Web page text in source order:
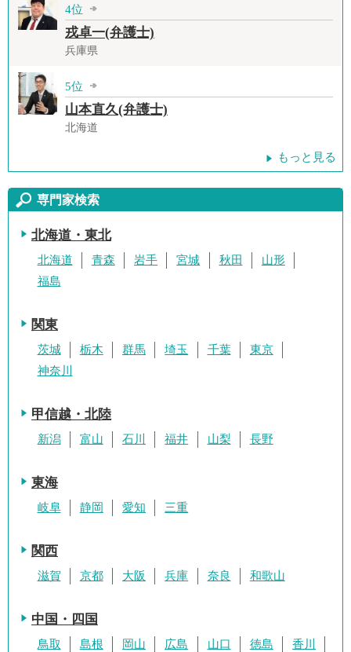
4位
戎卓一(弁護士)
兵庫県
5位
山本直久(弁護士)
北海道
もっと見る
専門家検索
北海道・東北
北海道 青森 岩手 宮城 秋田
山形
福島
関東
茨城 栃木 群馬 埼玉 千葉
東京
神奈川
甲信越・北陸
新潟 富山 石川 福井 山梨 長野
東海
岐阜 静岡 愛知 三重
関西
滋賀 京都 大阪 兵庫 奈良 和歌山
中国・四国
鳥取 島根 岡山 広島 山口 徳島
香川